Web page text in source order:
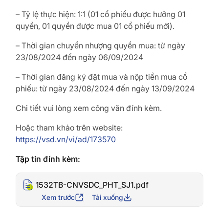
– Tỷ lệ thực hiện: 1:1 (01 cổ phiếu được hưởng 01
quyền, 01 quyền được mua 01 cổ phiếu mới).
– Thời gian chuyển nhượng quyền mua: từ ngày
23/08/2024 đến ngày 06/09/2024
– Thời gian đăng ký đặt mua và nộp tiền mua cổ
phiếu: từ ngày 23/08/2024 đến ngày 13/09/2024
Chi tiết vui lòng xem công văn đính kèm.
Hoặc tham khảo trên website:
https://vsd.vn/vi/ad/173570
Tập tin đính kèm:
1532TB-CNVSDC_PHT_SJ1.pdf
Xem trước Tải xuống